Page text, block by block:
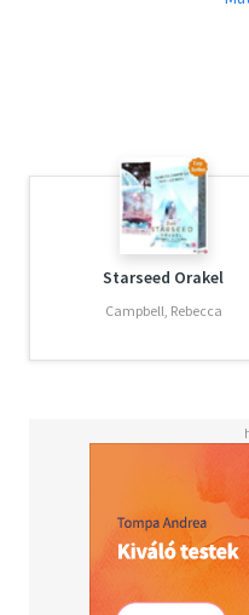
Starseed Orakel
Campbell, Rebecca